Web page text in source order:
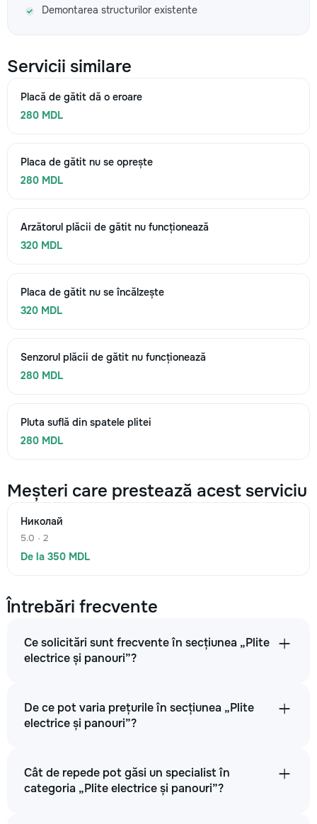
Demontarea structurilor existente
Servicii similare
Placă de gătit dă o eroare
280 MDL
Placa de gătit nu se oprește
280 MDL
Arzătorul plăcii de gătit nu funcționează
320 MDL
Placa de gătit nu se încălzește
320 MDL
Senzorul plăcii de gătit nu funcționează
280 MDL
Pluta suflă din spatele plitei
280 MDL
Meșteri care prestează acest serviciu
Николай
5.0 · 2
De la 350 MDL
Întrebări frecvente
Ce solicitări sunt frecvente în secțiunea „Plite
electrice și panouri”?
De ce pot varia prețurile în secțiunea „Plite
electrice și panouri”?
Cât de repede pot găsi un specialist în
categoria „Plite electrice și panouri”?